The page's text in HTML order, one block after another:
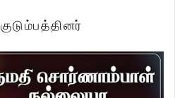
குடும்பத்தினர்